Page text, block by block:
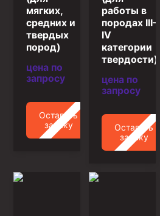
мягких,
средних и
твердых
пород)
цена по
запросу
Оставить
заявку
работы в
породах III–
IV
категории
твердости)
цена по
запросу
Оставить
заявку